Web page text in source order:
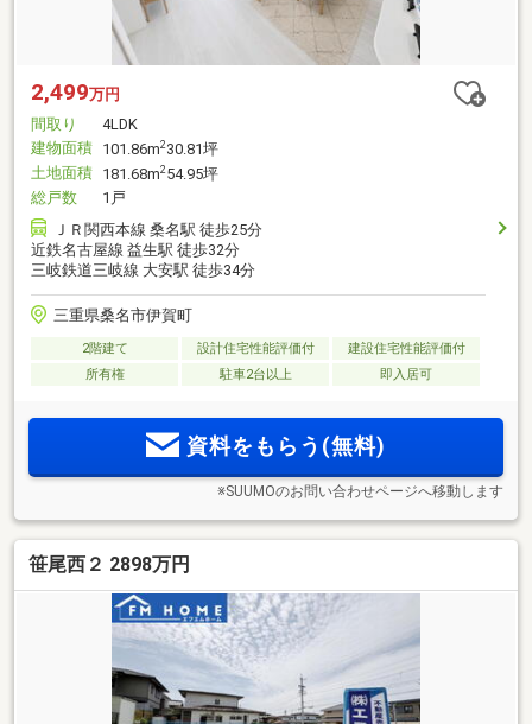
2,499万円
間取り
4LDK
建物面積 101.86m2 30.81坪
土地面積 181.68m2 54.95坪
総戸数
1戸
ＪＲ関西本線 桑名駅 徒歩25分
近鉄名古屋線 益生駅 徒歩32分
三岐鉄道三岐線 大安駅 徒歩34分
三重県桑名市伊賀町
2階建て 設計住宅性能評価付
建設住宅性能評価付
所有権
駐車2台以上 即入居可
資料をもらう(無料)
※SUUMOのお問い合わせページへ移動します
笹尾西２ 2898万円